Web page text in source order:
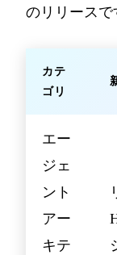
のリリースで
カテ
ゴリ
エー
ジェ
ント
アー
キテ